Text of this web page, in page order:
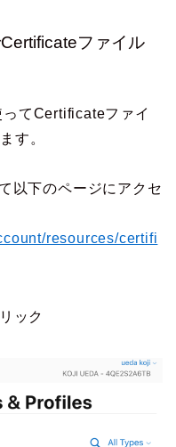
ファイル
てCertificateファイ
す。
以下のページにアクセ
resources/certifi
ック